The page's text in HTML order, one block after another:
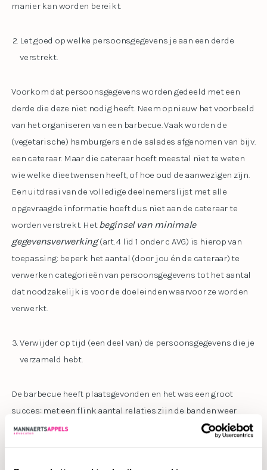
manier kan worden bereikt.
Let goed op welke persoonsgegevens je aan een derde
verstrekt.
Voorkom dat persoonsgegevens worden gedeeld met een
derde die deze niet nodig heeft. Neem opnieuw het voorbeeld
van het organiseren van een barbecue. Vaak worden de
(vegetarische) hamburgers en de salades afgenomen van bijv.
een cateraar. Maar die cateraar hoeft meestal niet te weten
wie welke dieetwensen heeft, of hoe oud de aanwezigen zijn.
Een uitdraai van de volledige deelnemerslijst met alle
opgevraagde informatie hoeft dus niet aan de cateraar te
worden verstrekt. Hetbeginsel van minimale
gegevensverwerking(art. 4 lid 1 onder c AVG) is hierop van
toepassing: beperk het aantal (door jou én de cateraar) te
verwerken categorieën van persoonsgegevens tot het aantal
dat noodzakelijk is voor de doeleinden waarvoor ze worden
verwerkt.
Verwijder op tijd (een deel van) de persoonsgegevens die je
verzameld hebt.
De barbecue heeft plaatsgevonden en het was een groot
succes: met een flink aantal relaties zijn de banden weer
aangehaald. Misschien wil je de aanwezige relaties nog een e-